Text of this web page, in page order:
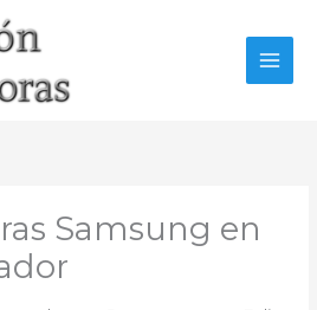
Samsung en